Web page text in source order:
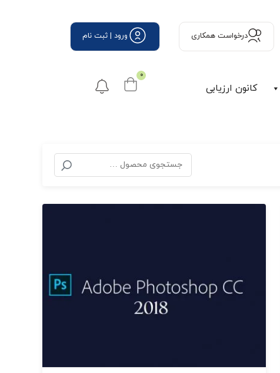
ورود | ثبت نام درخواست همكاری
کانون ارزیابی
0